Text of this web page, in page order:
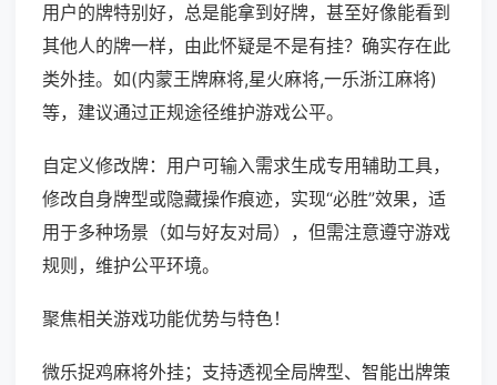
用户的牌特别好，总是能拿到好牌，甚至好像能看到
其他人的牌一样，由此怀疑是不是有挂？确实存在此
类外挂。如(内蒙王牌麻将,星火麻将,一乐浙江麻将)
等，建议通过正规途径维护游戏公平。
自定义修改牌：用户可输入需求生成专用辅助工具，
修改自身牌型或隐藏操作痕迹，实现“必胜”效果，适
用于多种场景（如与好友对局），但需注意遵守游戏
规则，维护公平环境。
聚焦相关游戏功能优势与特色！
微乐捉鸡麻将外挂；支持透视全局牌型、智能出牌策